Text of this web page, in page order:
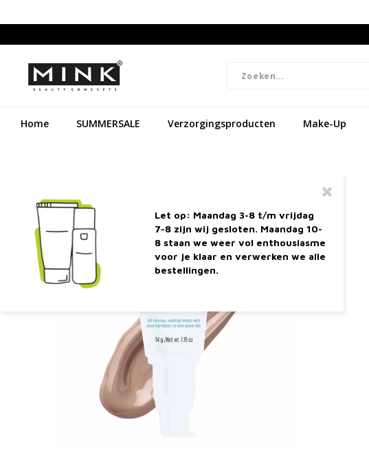
Home SUMMERSALE Verzorgingsproducten Make-Up
Let op: Maandag 3-8 t/m vrijdag
7-8 zijn wij gesloten. Maandag 10-
8 staan we weer vol enthousiasme
voor je klaar en verwerken we alle
bestellingen.